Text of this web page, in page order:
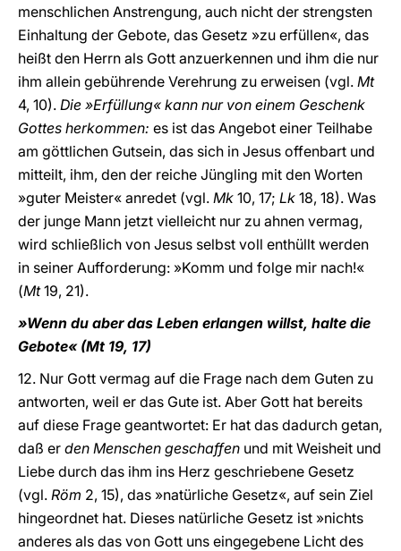
menschlichen Anstrengung, auch nicht der strengsten
Einhaltung der Gebote, das Gesetz »zu erfüllen«, das
heißt den Herrn als Gott anzuerkennen und ihm die nur
ihm allein gebührende Verehrung zu erweisen (vgl. Mt
4, 10). Die »Erfüllung« kann nur von einem Geschenk
Gottes herkommen: es ist das Angebot einer Teilhabe
am göttlichen Gutsein, das sich in Jesus offenbart und
mitteilt, ihm, den der reiche Jüngling mit den Worten
»guter Meister« anredet (vgl. Mk 10, 17; Lk 18, 18). Was
der junge Mann jetzt vielleicht nur zu ahnen vermag,
wird schließlich von Jesus selbst voll enthüllt werden
in seiner Aufforderung: »Komm und folge mir nach!«
(Mt19, 21).
»Wenn du aber das Leben erlangen willst, halte die
Gebote« (Mt 19, 17)
12. Nur Gott vermag auf die Frage nach dem Guten zu
antworten, weil er das Gute ist. Aber Gott hat bereits
auf diese Frage geantwortet: Er hat das dadurch getan,
daß er den Menschen geschaffen und mit Weisheit und
Liebe durch das ihm ins Herz geschriebene Gesetz
(vgl. Röm 2, 15), das »natürliche Gesetz«, auf sein Ziel
hingeordnet hat. Dieses natürliche Gesetz ist »nichts
anderes als das von Gott uns eingegebene Licht des